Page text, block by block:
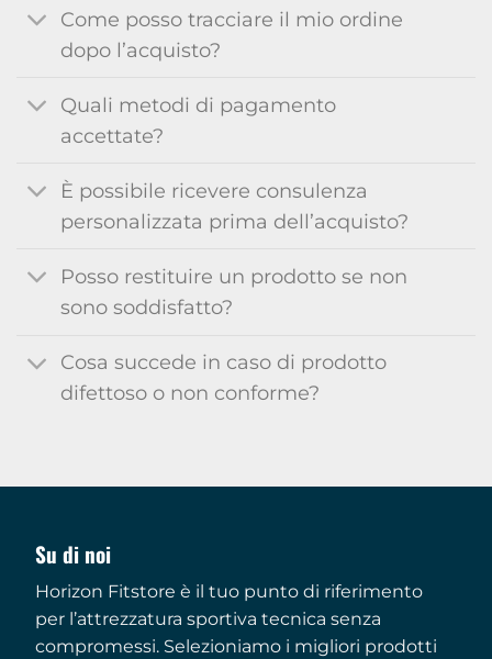
Come posso tracciare il mio ordine
dopo l’acquisto?
Quali metodi di pagamento
accettate?
È possibile ricevere consulenza
personalizzata prima dell’acquisto?
Posso restituire un prodotto se non
sono soddisfatto?
Cosa succede in caso di prodotto
difettoso o non conforme?
Su di noi
Horizon Fitstore è il tuo punto di riferimento
per l’attrezzatura sportiva tecnica senza
compromessi. Selezioniamo i migliori prodotti